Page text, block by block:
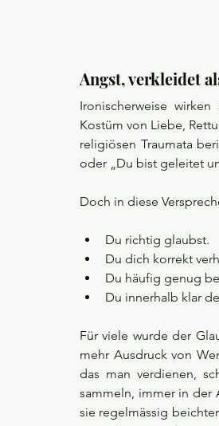
Angst, verkleidet
Ironischerweise
Kostüm von Liebe,
religiösen Traumata
oder „Du bist geleitet
Doch in diese
Du richtig glaubst.
Du dich korrekt
Du häufig genug
Du innerhalb klar
Für viele wurde der
mehr Ausdruck von
das man verdienen,
sammeln, immer in der
sie regelmässig